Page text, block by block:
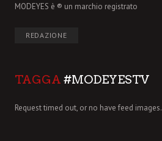
MODEYES è ® un marchio registrato
REDAZIONE
TAGGA #MODEYESTV
Request timed out, or no have feed images.